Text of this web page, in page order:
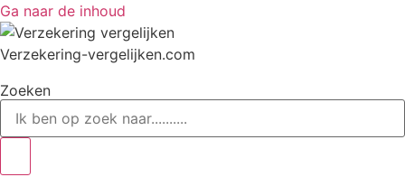
Ga naar de inhoud
Verzekering-vergelijken.com
Zoeken